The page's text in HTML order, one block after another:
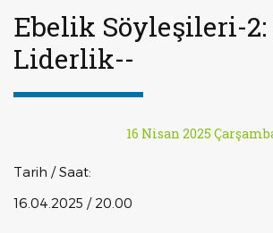
Ebelik Söyleşileri-
Liderlik--
16 Nisan 2025
Tarih / Saat:
16.04.2025 / 20.00